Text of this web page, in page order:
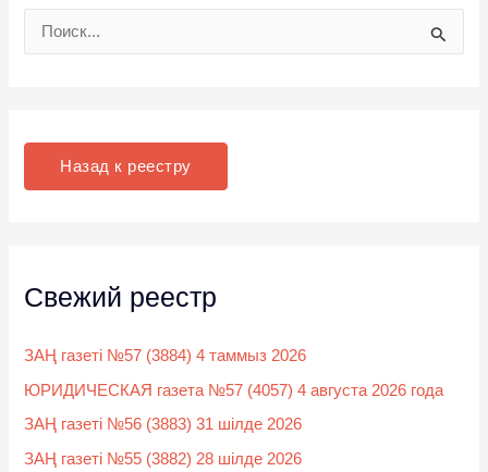
:
Назад к реестру
Свежий реестр
ЗАҢ газеті №57 (3884) 4 таммыз 2026
ЮРИДИЧЕСКАЯ газета №57 (4057) 4 августа 2026 года
ЗАҢ газеті №56 (3883) 31 шілде 2026
ЗАҢ газеті №55 (3882) 28 шілде 2026